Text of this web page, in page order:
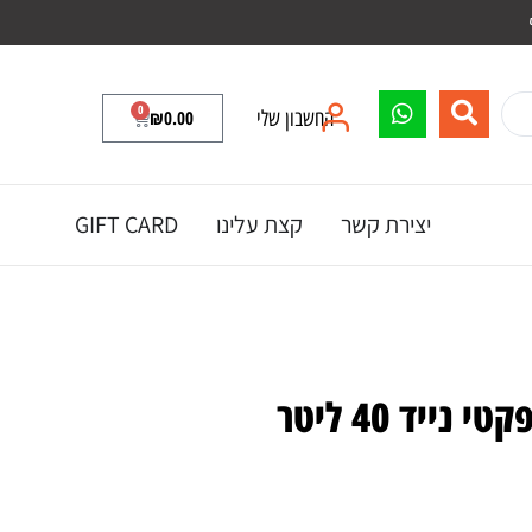
החשבון שלי ₪0.00
0
יצירת קשר קצת עלינו GIFT CARD
40 ליטר